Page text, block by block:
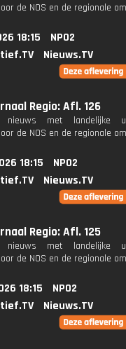
de NOS en de regionale
18:15
NPO2
Nieuws.TV
Regio: Afl. 126
nieuws met landelijke
de NOS en de regionale
18:15
NPO2
Nieuws.TV
Regio: Afl. 125
nieuws met landelijke
de NOS en de regionale
18:15
NPO2
Nieuws.TV